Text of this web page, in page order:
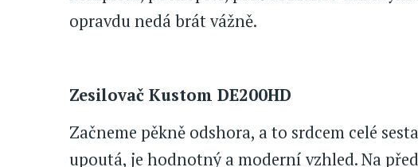
opravdu nedá brát vážně.
Zesilovač Kustom DE200HD
Začneme pěkně odshora, a to srdcem celé
upoutá, je hodnotný a moderní vzhled. Na